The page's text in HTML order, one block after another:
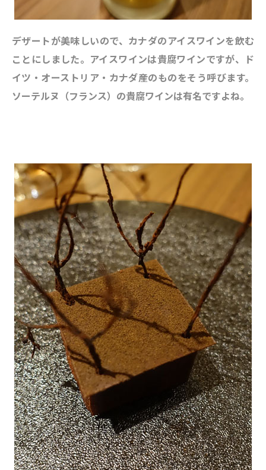
デザートが美味しいので、カナダのアイスワインを飲む
ことにしました。アイスワインは貴腐ワインですが、ド
イツ・オーストリア・カナダ産のものをそう呼びます。
ソーテルヌ（フランス）の貴腐ワインは有名ですよね。